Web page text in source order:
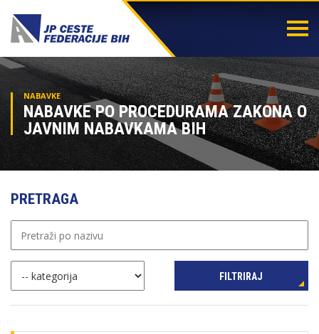
NABAVKE
NABAVKE PO PROCEDURAMA ZAKONA O
JAVNIM NABAVKAMA BIH
PRETRAGA
FILTRIRAJ